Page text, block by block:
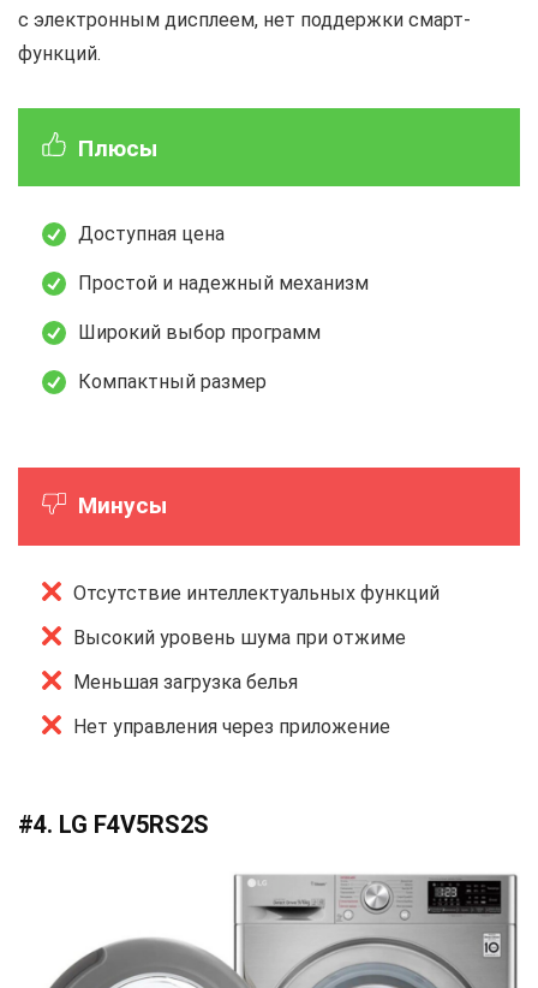
с электронным дисплеем, нет поддержки смарт-
функций.
Плюсы
Доступная цена
Простой и надежный механизм
Широкий выбор программ
Компактный размер
Минусы
Отсутствие интеллектуальных функций
Высокий уровень шума при отжиме
Меньшая загрузка белья
Нет управления через приложение
#4. LG F4V5RS2S